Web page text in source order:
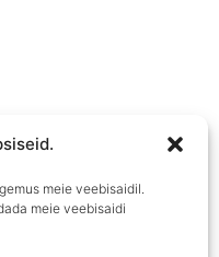
meie veebisaidil.
meie veebisaidi